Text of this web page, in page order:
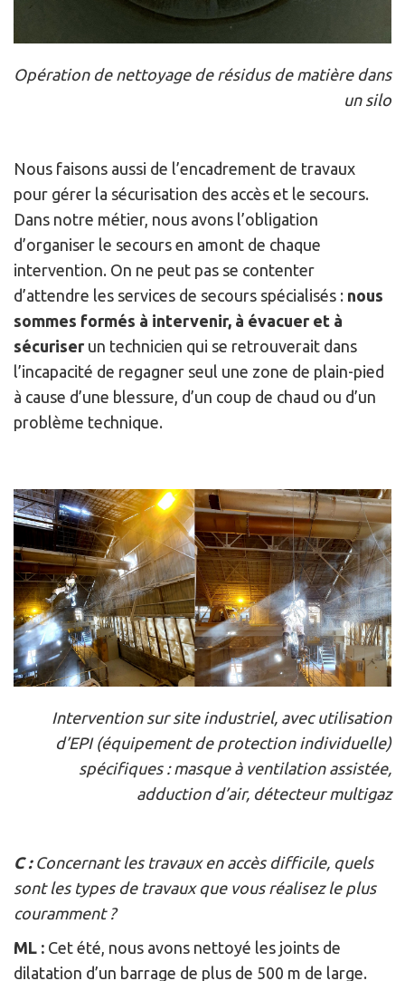
Opération de nettoyage de résidus de matière dans
un silo
Nous faisons aussi de l’encadrement de travaux
pour gérer la sécurisation des accès et le secours.
Dans notre métier, nous avons l’obligation
d’organiser le secours en amont de chaque
intervention. On ne peut pas se contenter
d’attendre les services de secours spécialisés : nous
sommes formés à intervenir, à évacuer et à
sécuriser un technicien qui se retrouverait dans
l’incapacité de regagner seul une zone de plain-pied
à cause d’une blessure, d’un coup de chaud ou d’un
problème technique.
Intervention sur site industriel, avec utilisation
d’EPI (équipement de protection individuelle)
spécifiques : masque à ventilation assistée,
adduction d’air, détecteur multigaz
C :Concernant les travaux en accès difficile, quels
sont les types de travaux que vous réalisez le plus
couramment ?
ML : Cet été, nous avons nettoyé les joints de
dilatation d’un barrage de plus de 500 m de large.